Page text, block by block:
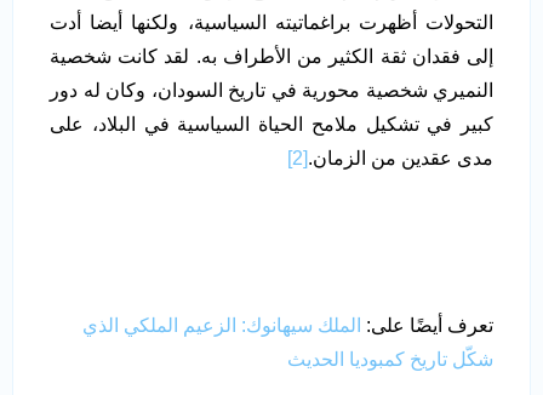
التحولات أظهرت براغماتيته السياسية، ولكنها أيضا أدت
إلى فقدان ثقة الكثير من الأطراف به. لقد كانت شخصية
النميري شخصية محورية في تاريخ السودان، وكان له دور
كبير في تشكيل ملامح الحياة السياسية في البلاد، على
مدى عقدين من الزمان.[2]
تعرف أيضًا على: الملك سيهانوك: الزعيم الملكي الذي
شكّل تاريخ كمبوديا الحديث